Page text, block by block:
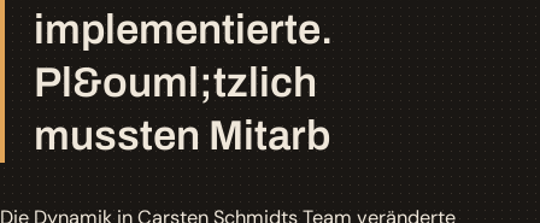
implementierte.
Pl&ouml;tzlich
mussten Mitarb
Die Dynamik in Carsten Schmidts Team veränderte